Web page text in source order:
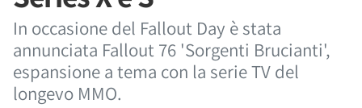
In occasione del Fallout Day è stata
annunciata Fallout 76 'Sorgenti Brucianti',
espansione a tema con la serie TV del
longevo MMO.